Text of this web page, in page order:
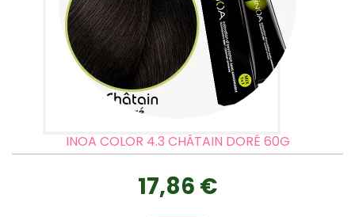
INOA COLOR 4.3 CHÂTAIN DORÉ 60G
17,86 €